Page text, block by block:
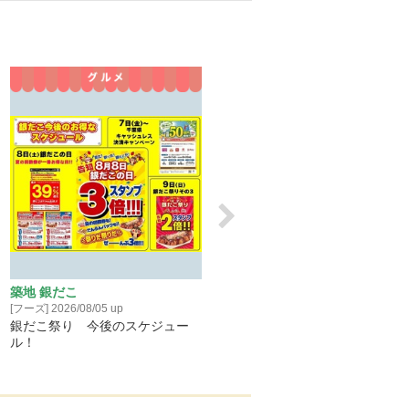
築地 銀だこ
[フーズ] 2026/08/05 up
銀だこ祭り 今後のスケジュー
ル！